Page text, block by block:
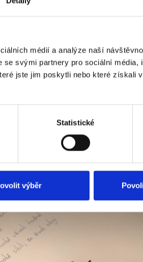
médií a analýze naší
svými partnery pro sociální média,
jste jim poskytli nebo které získali
Statistické
výběr
Ježíška hezký dáreček se
sestřičky a bratra.
vánoce a šťastný Nový
a někdy ahoj.